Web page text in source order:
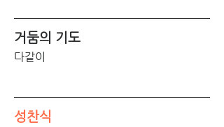
거둠의 기도
다같이
성찬식